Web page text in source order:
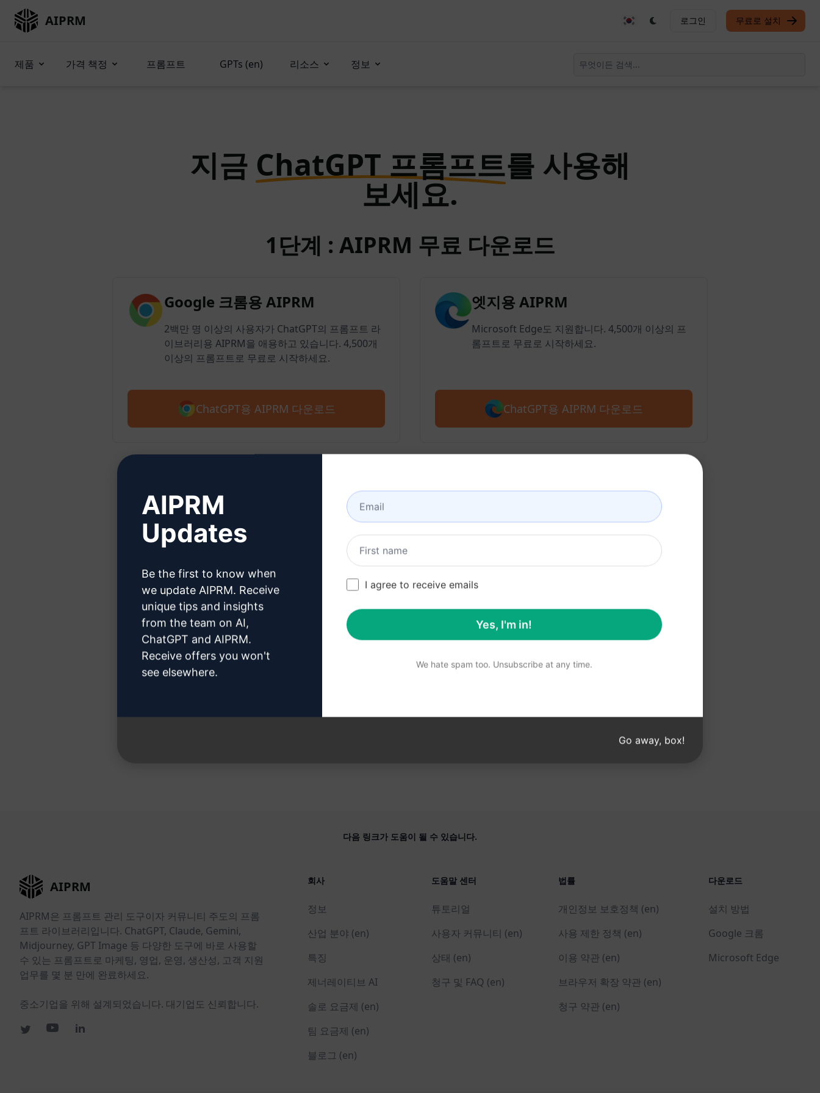
AIPRM 로그인 무료로 설치
제품 가격 책정 프롬프트 GPTs (en) 리소스 정보
지금 ChatGPT 프롬프트를 사용해
보세요.
1단계 : AIPRM 무료 다운로드
Google 크롬용 AIPRM
2백만 명 이상의 사용자가 ChatGPT의 프롬프트 라
이브러리용 AIPRM을 애용하고 있습니다. 4,500개
이상의 프롬프트로 무료로 시작하세요.
ChatGPT용 AIPRM 다운로드
엣지용 AIPRM
Microsoft Edge도 지원합니다. 4,500개 이상의 프
롬프트로 무료로 시작하세요.
ChatGPT용 AIPRM 다운로드
2단계: ChatGPT 계정 만들기
여기를 클릭하여 ChatGPT 계정을 만드는 방법을 알아보세요.
3단계 : ChatGPT에서 프롬프트 사용
다음 링크가 도움이 될 수 있습니다.
AIPRM
AIPRM은 프롬프트 관리 도구이자 커뮤니티 주도의 프롬
프트 라이브러리입니다. ChatGPT, Claude, Gemini,
Midjourney, GPT Image 등 다양한 도구에 바로 사용할
수 있는 프롬프트로 마케팅, 영업, 운영, 생산성, 고객 지원
업무를 몇 분 만에 완료하세요.
중소기업을 위해 설계되었습니다. 대기업도 신뢰합니다.
회사
정보
산업 분야 (en)
특징
제너레이티브 AI
솔로 요금제 (en)
팀 요금제 (en)
블로그 (en)
도움말 센터
튜토리얼
사용자 커뮤니티 (en)
상태 (en)
청구 및 FAQ (en)
법률
개인정보 보호정책 (en)
사용 제한 정책 (en)
이용 약관 (en)
브라우저 확장 약관 (en)
청구 약관 (en)
다운로드
설치 방법
Google 크롬
Microsoft Edge
AIPRM
Updates
Be the first to know when
we update AIPRM. Receive
unique tips and insights
from the team on AI,
ChatGPT and AIPRM.
Receive offers you won't
see elsewhere.
I agree to receive emails
Yes, I'm in!
We hate spam too. Unsubscribe at any time.
Go away, box!